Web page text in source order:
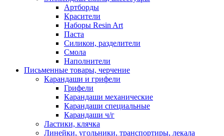
Артборды
Красители
Наборы Resin Art
Паста
Силикон, разделители
Смола
Наполнители
Письменные товары, черчение
Карандаши и грифели
Грифели
Карандаши механические
Карандаши специальные
Карандаши ч/г
Ластики, клячка
Линейки, угольники, транспортиры, лекала